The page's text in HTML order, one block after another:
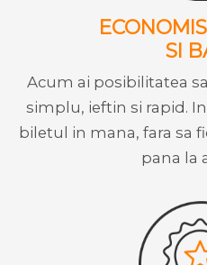
SI
Acum ai posibilitatea
simplu, ieftin si rapid.
biletul in mana, fara sa
pana la